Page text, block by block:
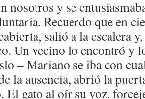
nosotros y se
Recuerdo que en
salió a la escalera
Un vecino lo encontró y
– Mariano se iba con
la ausencia, abrió la
El gato al oír su voz,